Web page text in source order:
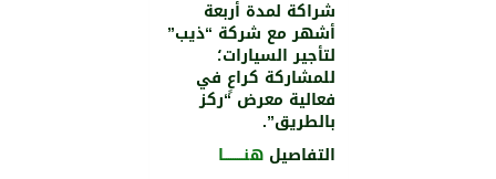
شراكة لمدة أربعة
أشهر مع شركة “ذيب”
لتأجير السيارات؛
للمشاركة كراعٍ في
فعالية معرض “ركز
بالطريق”.
التفاصيلهنـــــــــا